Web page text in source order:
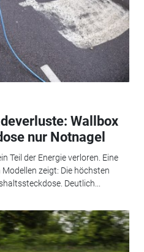
Wallbox
nur Notnagel
Teil der Energie verloren. Eine
zeigt: Die höchsten
Deutlich...